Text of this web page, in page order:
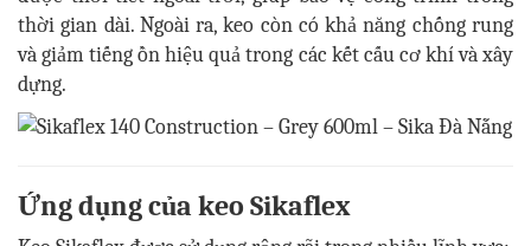
thời gian dài. Ngoài ra, keo còn có khả năng chống rung
và giảm tiếng ồn hiệu quả trong các kết cấu cơ khí và xây
dựng.
Ứng dụng của keo Sikaflex